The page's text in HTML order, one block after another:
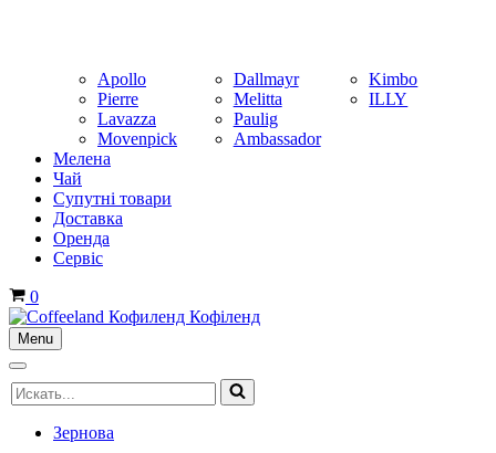
Apollo
Pierre
Lavazza
Movenpick
Dallmayr
Melitta
Paulig
Ambassador
Kimbo
ILLY
Мелена
Чай
Супутні товари
Доставка
Оренда
Cервіс
Корзина
0
Menu
Меню
Меню
навигации
Искать...
Зернова